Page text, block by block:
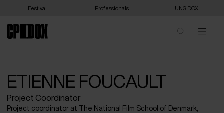
Festival Professionals UNG:DOX
ETIENNE FOUCAULT
Project Coordinator
Project coordinator at The National Film School of Denmark,